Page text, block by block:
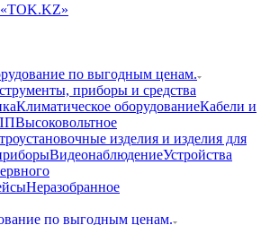
«TOK.KZ»
по выгодным ценам.
приборы и средства
Климатическое оборудованиеКабели и
Высоковольтное
изделия и изделия для
ВидеонаблюдениеУстройства
Неразобранное
по выгодным ценам.